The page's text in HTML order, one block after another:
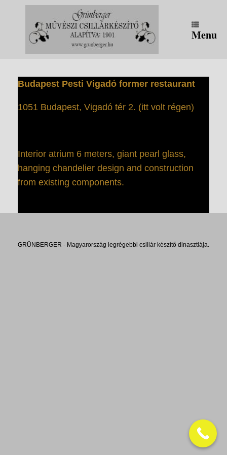
Menu
Budapest Pesti Vigadó former restaurant
1051 Budapest, Vigadó tér 2. (itt volt régen)
Interior atrium 6 meters, giant pearl glass,
hanging chandelier design and construction
from existing components.
GRÜNBERGER - Magyarország legrégebbi csillár készítő dinasztiája.